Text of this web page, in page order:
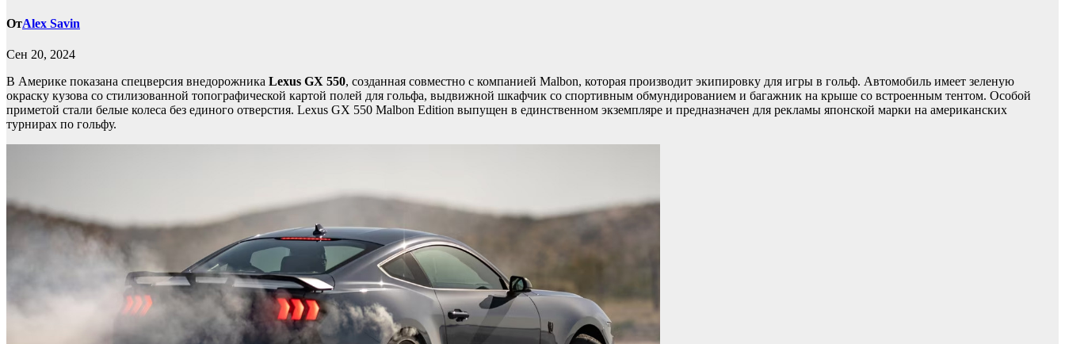
ОтAlex Savin
Сен 20, 2024
В Америке показана спецверсия внедорожника Lexus GX 550, созданная совместно с компанией Malbon, которая производит экипировку для игры в гольф. Автомобиль имеет зеленую
окраску кузова со стилизованной топографической картой полей для гольфа, выдвижной шкафчик со спортивным обмундированием и багажник на крыше со встроенным тентом. Особой
приметой стали белые колеса без единого отверстия. Lexus GX 550 Malbon Edition выпущен в единственном экземпляре и предназначен для рекламы японской марки на американских
турнирах по гольфу.